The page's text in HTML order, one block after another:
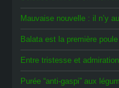
Mauvaise nouvelle : il n’y
Balata est la première
Entre tristesse et
Purée “anti-gaspi” aux